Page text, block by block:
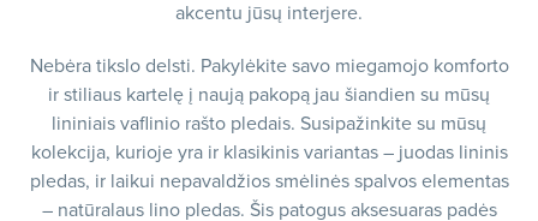
akcentu jūsų interjere.
Nebėra tikslo delsti. Pakylėkite savo miegamojo komforto
ir stiliaus kartelę į naują pakopą jau šiandien su mūsų
lininiais vaflinio rašto pledais. Susipažinkite su mūsų
kolekcija, kurioje yra ir klasikinis variantas – juodas lininis
pledas, ir laikui nepavaldžios smėlinės spalvos elementas
– natūralaus lino pledas. Šis patogus aksesuaras padės